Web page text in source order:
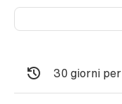
30 giorni